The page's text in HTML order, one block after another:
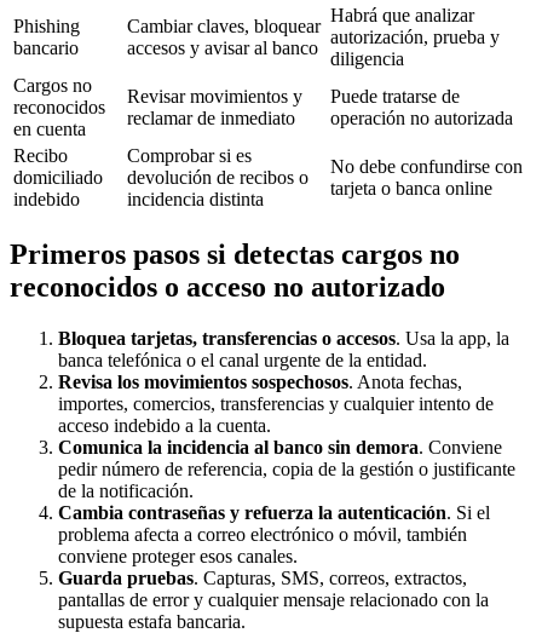
Phishing
bancario
Cambiar claves, bloquear
accesos y avisar al banco
Habrá que analizar
autorización, prueba y
diligencia
Cargos no
reconocidos
en cuenta
Revisar movimientos y
reclamar de inmediato
Puede tratarse de
operación no autorizada
Recibo
domiciliado
indebido
Comprobar si es
devolución de recibos o
incidencia distinta
No debe confundirse con
tarjeta o banca online
Primeros pasos si detectas cargos no
reconocidos o acceso no autorizado
Bloquea tarjetas, transferencias o accesos. Usa la app, la
banca telefónica o el canal urgente de la entidad.
Revisa los movimientos sospechosos. Anota fechas,
importes, comercios, transferencias y cualquier intento de
acceso indebido a la cuenta.
Comunica la incidencia al banco sin demora. Conviene
pedir número de referencia, copia de la gestión o justificante
de la notificación.
Cambia contraseñas y refuerza la autenticación. Si el
problema afecta a correo electrónico o móvil, también
conviene proteger esos canales.
Guarda pruebas. Capturas, SMS, correos, extractos,
pantallas de error y cualquier mensaje relacionado con la
supuesta estafa bancaria.